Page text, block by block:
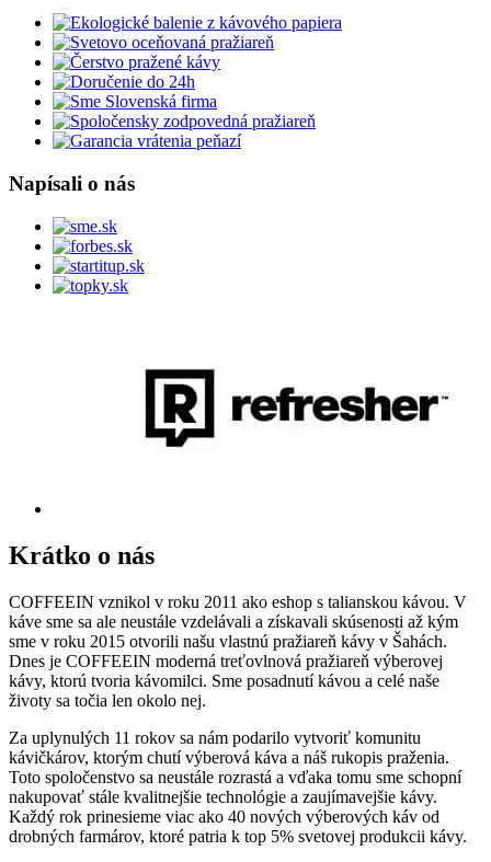
Napísali o nás
Krátko o nás
COFFEEIN vznikol v roku 2011 ako eshop s talianskou kávou. V
káve sme sa ale neustále vzdelávali a získavali skúsenosti až kým
sme v roku 2015 otvorili našu vlastnú pražiareň kávy v Šahách.
Dnes je COFFEEIN moderná treťovlnová pražiareň výberovej
kávy, ktorú tvoria kávomilci. Sme posadnutí kávou a celé naše
životy sa točia len okolo nej.
Za uplynulých 11 rokov sa nám podarilo vytvoriť komunitu
kávičkárov, ktorým chutí výberová káva a náš rukopis praženia.
Toto spoločenstvo sa neustále rozrastá a vďaka tomu sme schopní
nakupovať stále kvalitnejšie technológie a zaujímavejšie kávy.
Každý rok prinesieme viac ako 40 nových výberových káv od
drobných farmárov, ktoré patria k top 5% svetovej produkcii kávy.